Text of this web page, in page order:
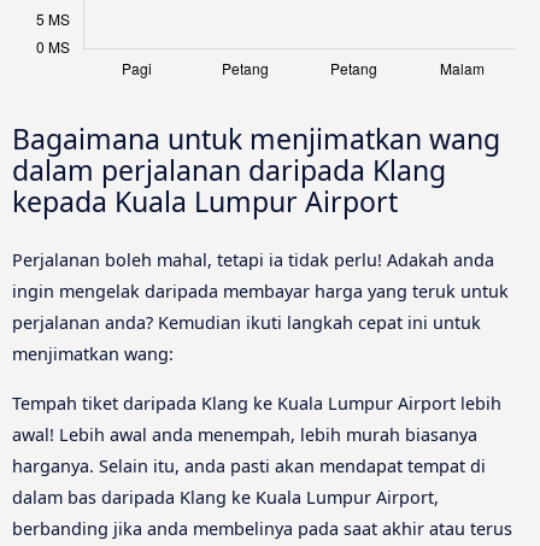
Bagaimana untuk menjimatkan wang
dalam perjalanan daripada Klang
kepada Kuala Lumpur Airport
Perjalanan boleh mahal, tetapi ia tidak perlu! Adakah anda
ingin mengelak daripada membayar harga yang teruk untuk
perjalanan anda? Kemudian ikuti langkah cepat ini untuk
menjimatkan wang:
Tempah tiket daripada Klang ke Kuala Lumpur Airport lebih
awal! Lebih awal anda menempah, lebih murah biasanya
harganya. Selain itu, anda pasti akan mendapat tempat di
dalam bas daripada Klang ke Kuala Lumpur Airport,
berbanding jika anda membelinya pada saat akhir atau terus